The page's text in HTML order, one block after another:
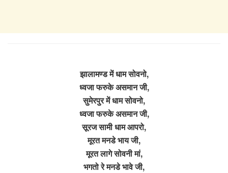
झालामण्ड में धाम सोवनो,
ध्वजा फरुके असमान जी,
सुमेरपुर में धाम सोवनो,
ध्वजा फरुके असमान जी,
सूरज सामी धाम आपरो,
मूरत मनडे भाय जी,
मूरत लागे सोवनी मां,
भगतो रे मनडे भावे जी,